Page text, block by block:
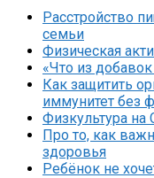
Расстройство
семьи
Физическая
«Что из
Как защитить
иммунитет без
Физкультура
Про то, как
здоровья
Ребёнок не